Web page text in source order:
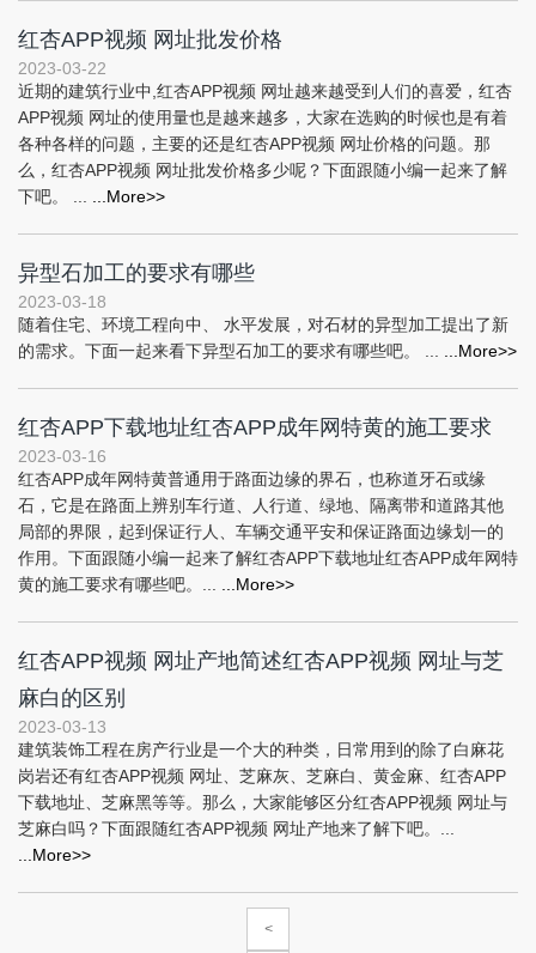
红杏APP视频 网址批发价格
2023-03-22
近期的建筑行业中,红杏APP视频 网址越来越受到人们的喜爱，红杏
APP视频 网址的使用量也是越来越多，大家在选购的时候也是有着
各种各样的问题，主要的还是红杏APP视频 网址价格的问题。那
么，红杏APP视频 网址批发价格多少呢？下面跟随小编一起来了解
下吧。 ...
...More>>
异型石加工的要求有哪些
2023-03-18
随着住宅、环境工程向中、 水平发展，对石材的异型加工提出了新
的需求。下面一起来看下异型石加工的要求有哪些吧。 ...
...More>>
红杏APP下载地址红杏APP成年网特黄的施工要求
2023-03-16
红杏APP成年网特黄普通用于路面边缘的界石，也称道牙石或缘
石，它是在路面上辨别车行道、人行道、绿地、隔离带和道路其他
局部的界限，起到保证行人、车辆交通平安和保证路面边缘划一的
作用。下面跟随小编一起来了解红杏APP下载地址红杏APP成年网特
黄的施工要求有哪些吧。...
...More>>
红杏APP视频 网址产地简述红杏APP视频 网址与芝
麻白的区别
2023-03-13
建筑装饰工程在房产行业是一个大的种类，日常用到的除了白麻花
岗岩还有红杏APP视频 网址、芝麻灰、芝麻白、黄金麻、红杏APP
下载地址、芝麻黑等等。那么，大家能够区分红杏APP视频 网址与
芝麻白吗？下面跟随红杏APP视频 网址产地来了解下吧。...
...More>>
<